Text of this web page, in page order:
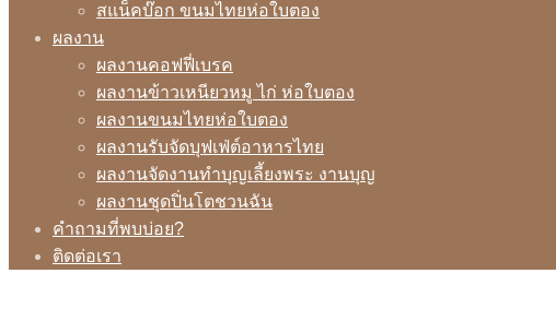
สแน็คบ๊อก ขนมไทยห่อใบตอง
ผลงาน
ผลงานคอฟฟี่เบรค
ผลงานข้าวเหนียวหมู ไก่ ห่อใบตอง
ผลงานขนมไทยห่อใบตอง
ผลงานรับจัดบุฟเฟ่ต์อาหารไทย
ผลงานจัดงานทำบุญเลี้ยงพระ งานบุญ
ผลงานชุดปิ่นโตชวนฉัน
คำถามที่พบบ่อย?
ติดต่อเรา